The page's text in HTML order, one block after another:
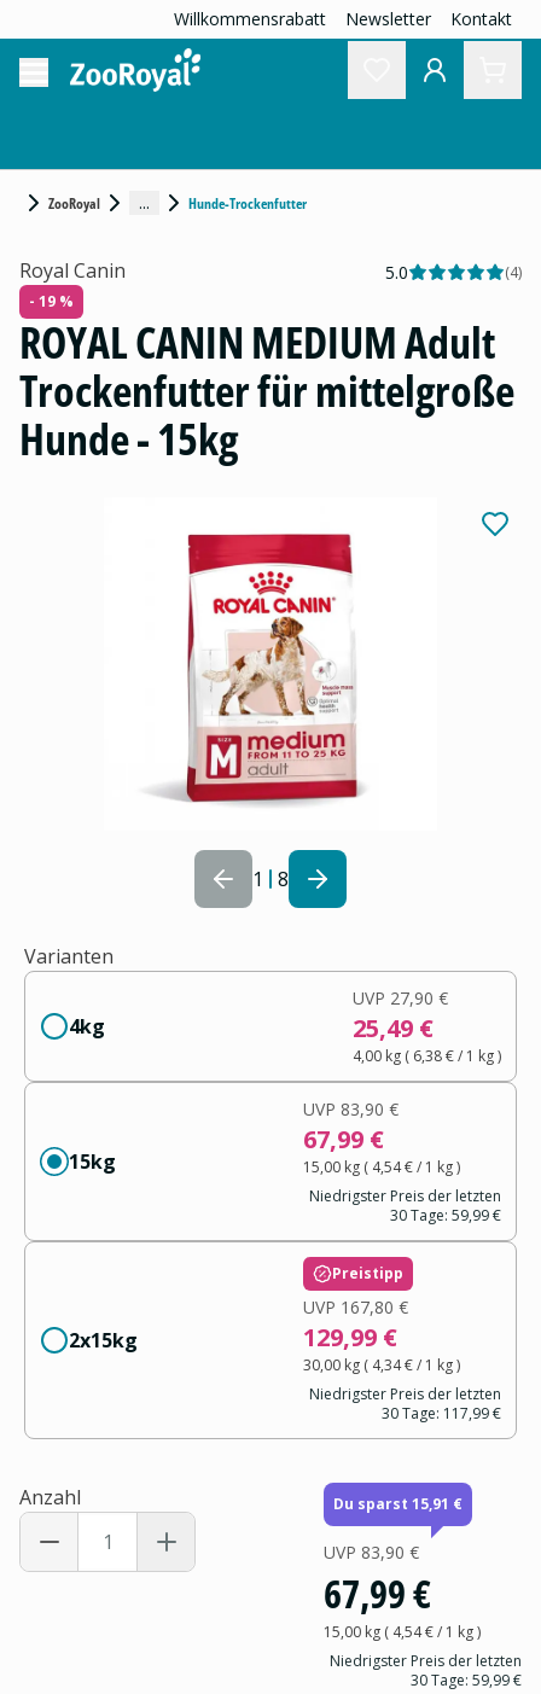
Willkommensrabatt Newsletter Kontakt
ZooRoyal ... Hunde-Trockenfutter
1 8
Royal Canin 5.0 (4)
- 19 %
ROYAL CANIN MEDIUM Adult
Trockenfutter für mittelgroße
Hunde - 15kg
Varianten
4kg
UVP 27,90 €
25,49 €
4,00 kg( 6,38 €/ 1 kg)
15kg
UVP 83,90 €
67,99 €
15,00 kg( 4,54 €/ 1 kg)
Niedrigster Preis der letzten
30 Tage: 59,99 €
2x15kg
Preistipp
UVP 167,80 €
129,99 €
30,00 kg( 4,34 €/ 1 kg)
Niedrigster Preis der letzten
30 Tage: 117,99 €
Anzahl Du sparst 15,91 €
UVP 83,90 €
67,99 €
15,00 kg( 4,54 €/ 1 kg)
Niedrigster Preis der letzten
30 Tage: 59,99 €